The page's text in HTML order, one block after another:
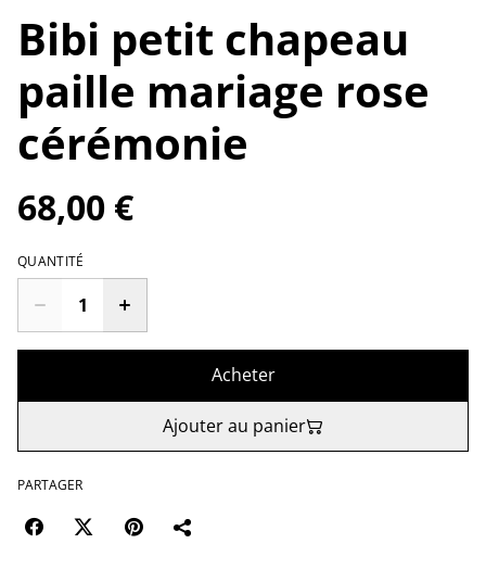
Bibi petit chapeau
paille mariage rose
cérémonie
68,00 €
QUANTITÉ
Acheter
Ajouter au panier
PARTAGER